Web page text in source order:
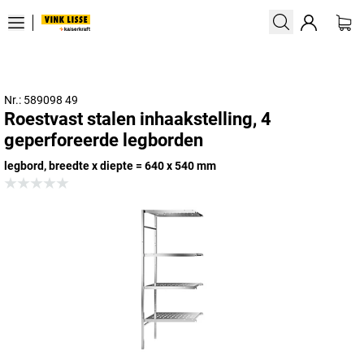
Nr.: 589098 49
Roestvast stalen inhaakstelling, 4
geperforeerde legborden
legbord, breedte x diepte = 640 x 540 mm